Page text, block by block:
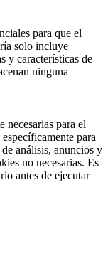
para que el
solo incluye
y características de
ninguna
necesarias para el
para
análisis, anuncios y
no necesarias. Es
antes de ejecutar